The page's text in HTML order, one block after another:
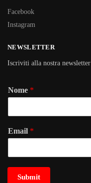
Facebook
Instagram
NEWSLETTER
Iscriviti alla nostra newsletter
Nome *
Email *
Submit